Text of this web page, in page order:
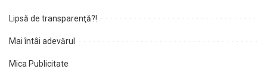
Lipsă de transparenţă?!
Mai întâi adevărul
Mica Publicitate